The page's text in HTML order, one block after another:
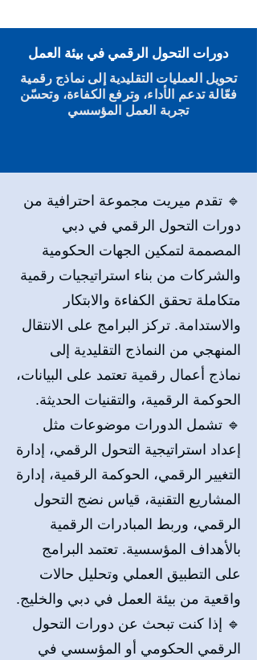
دورات التحول الرقمي في بيئة العمل
تحويل العمليات التقليدية إلى نماذج رقمية
فعّالة تدعم الأداء، وترفع الكفاءة، وتحسّن
تجربة العمل المؤسسي
🔹 تقدم ميريت مجموعة احترافية من
دورات التحول الرقمي في دبي
المصممة لتمكين الجهات الحكومية
والشركات من بناء استراتيجيات رقمية
متكاملة تحقق الكفاءة والابتكار
والاستدامة. تركز البرامج على الانتقال
المنهجي من النماذج التقليدية إلى
نماذج أعمال رقمية تعتمد على البيانات،
الحوكمة الرقمية، والتقنيات الحديثة.
🔹 تشمل الدورات موضوعات مثل
إعداد استراتيجية التحول الرقمي، إدارة
التغيير الرقمي، الحوكمة الرقمية، إدارة
المشاريع التقنية، قياس نضج التحول
الرقمي، وربط المبادرات الرقمية
بالأهداف المؤسسية. تعتمد البرامج
على التطبيق العملي وتحليل حالات
واقعية من بيئة العمل في دبي والخليج.
🔹 إذا كنت تبحث عن دورات التحول
الرقمي الحكومي أو المؤسسي في